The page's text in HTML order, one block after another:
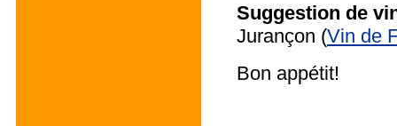
Suggestion de
Jurançon (Vin de
Bon appétit!